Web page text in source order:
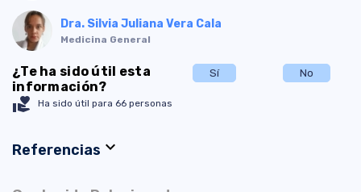
Dra. Silvia Juliana Vera Cala
Medicina General
¿Te ha sido útil esta
información?
Sí No
volunteer_activism Ha sido útil para 66 personas
Referencias expand_more